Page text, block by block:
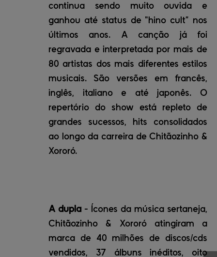
continua sendo muito ouvida e
ganhou até status de "hino cult” nos
últimos anos. A canção já foi
regravada e interpretada por mais de
80 artistas dos mais diferentes estilos
musicais. São versões em francês,
inglês, italiano e até japonês. O
repertório do show está repleto de
grandes sucessos, hits consolidados
ao longo da carreira de Chitãozinho &
Xororó.
A dupla - Ícones da música sertaneja,
Chitãozinho & Xororó atingiram a
marca de 40 milhões de discos/cds
vendidos, 37 álbuns inéditos, oito